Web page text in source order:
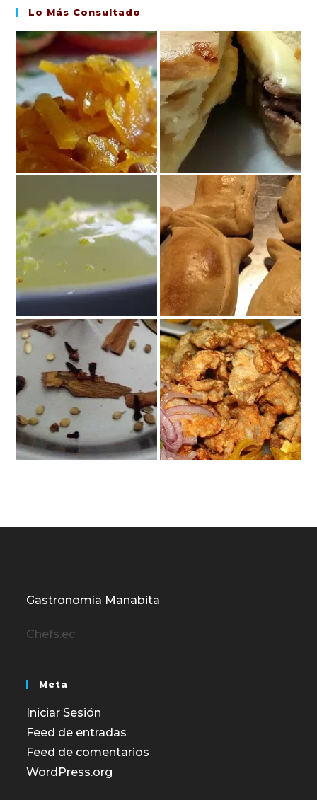
Lo Más Consultado
Gastronomía Manabita
Chefs.ec
Meta
Iniciar Sesión
Feed de entradas
Feed de comentarios
WordPress.org